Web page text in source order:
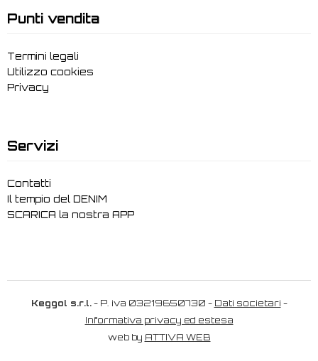
Punti vendita
Termini legali
Utilizzo cookies
Privacy
Servizi
Contatti
Il tempio del DENIM
SCARICA la nostra APP
Keggol s.r.l.- P. iva 03219650730 - Dati societari -
Informativa privacy ed estesa
web by ATTIVA WEB